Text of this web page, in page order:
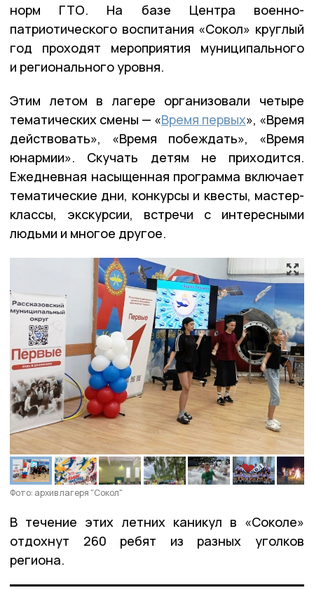
норм ГТО. На базе Центра военно-
патриотического воспитания «Сокол» круглый
год проходят мероприятия муниципального
и регионального уровня.
Этим летом в лагере организовали четыре
тематических смены — «Время первых», «Время
действовать», «Время побеждать», «Время
юнармии». Скучать детям не приходится.
Ежедневная насыщенная программа включает
тематические дни, конкурсы и квесты, мастер-
классы, экскурсии, встречи с интересными
людьми и многое другое.
Фото: архив лагеря "Сокол"
В течение этих летних каникул в «Соколе»
отдохнут 260 ребят из разных уголков
региона.